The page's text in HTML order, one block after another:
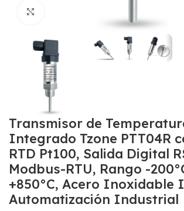
Transmisor de
Integrado Tzone PTT04R
RTD Pt100, Salida Digital
Modbus-RTU, Rango -
+850°C, Acero Inoxidable
Automatización Industrial